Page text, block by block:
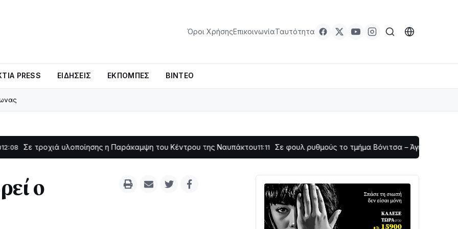
Όροι ΧρήσηςΕπικοινωνίαΤαυτότητα
PRESS ΕΙΔΉΣΕΙΣ ΕΚΠΟΜΠΈΣ ΒΊΝΤΕΟ
υλοποίησης η Παράκαμψη του Κέντρου της Ναυπάκτου 11:11 Σε φουλ ρυθμούς το τμήμα Βόνιτσα – Άγιος Νικόλαος |
ο